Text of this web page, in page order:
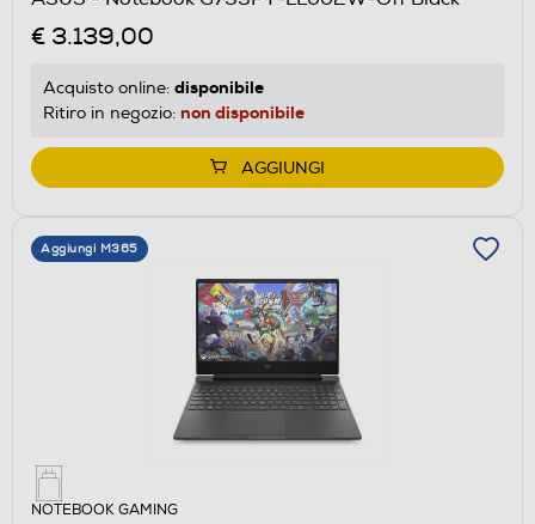
€ 3.139,00
Acquisto online: disponibile
Ritiro in negozio: non disponibile
AGGIUNGI
Aggiungi M365
NOTEBOOK GAMING